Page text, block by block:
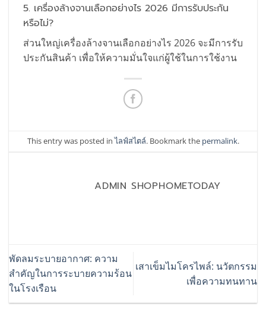
5. เครื่องล้างจานเลือกอย่างไร 2026 มีการรับประกัน
หรือไม่?
ส่วนใหญ่เครื่องล้างจานเลือกอย่างไร 2026 จะมีการรับ
ประกันสินค้า เพื่อให้ความมั่นใจแก่ผู้ใช้ในการใช้งาน
This entry was posted inไลฟ์สไตล์. Bookmark the permalink.
ADMIN SHOPHOMETODAY
พัดลมระบายอากาศ: ความ
สำคัญในการระบายความร้อน
ในโรงเรือน
เสาเข็มไมโครไพล์: นวัตกรรม
เพื่อความทนทาน